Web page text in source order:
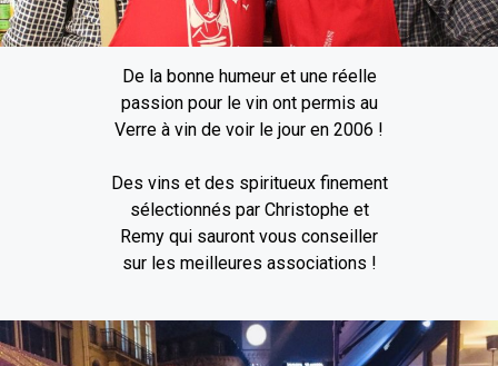
De la bonne humeur et une réelle
passion pour le vin ont permis au
Verre à vin de voir le jour en 2006 !
Des vins et des spiritueux finement
sélectionnés par Christophe et
Remy qui sauront vous conseiller
sur les meilleures associations !